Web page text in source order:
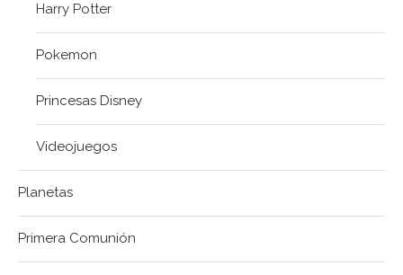
Harry Potter
Pokemon
Princesas Disney
Videojuegos
Planetas
Primera Comunión